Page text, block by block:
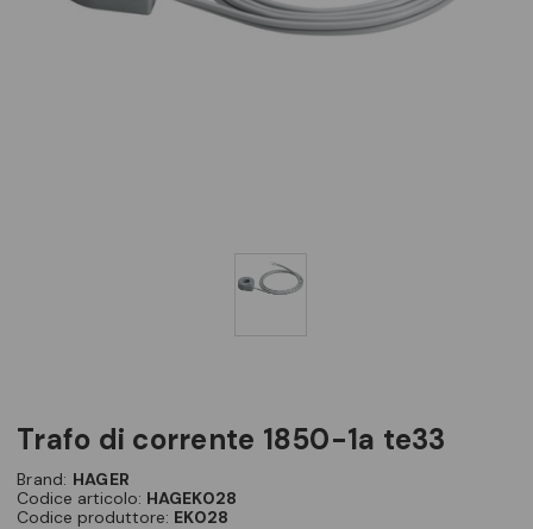
trafo di corrente 1850-1a te33
Brand: HAGER
Codice articolo: HAGEK028
Codice produttore: EK028